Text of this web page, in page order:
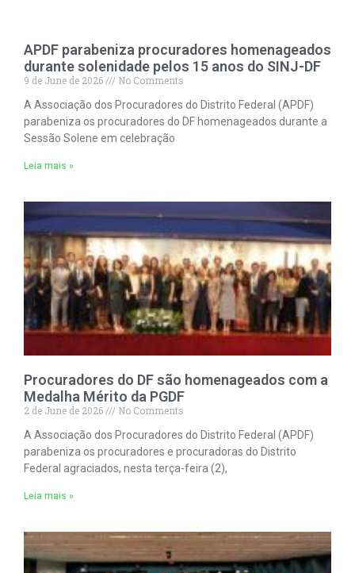
APDF parabeniza procuradores homenageados
durante solenidade pelos 15 anos do SINJ-DF
9 de June de 2026
No Comments
A Associação dos Procuradores do Distrito Federal (APDF)
parabeniza os procuradores do DF homenageados durante a
Sessão Solene em celebração
Leia mais »
Procuradores do DF são homenageados com a
Medalha Mérito da PGDF
2 de June de 2026
No Comments
A Associação dos Procuradores do Distrito Federal (APDF)
parabeniza os procuradores e procuradoras do Distrito
Federal agraciados, nesta terça-feira (2),
Leia mais »